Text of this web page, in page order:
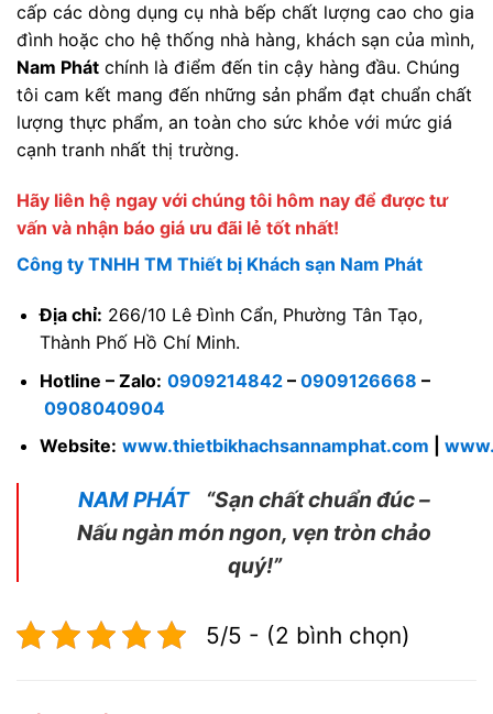
cấp các dòng dụng cụ nhà bếp chất lượng cao cho gia
đình hoặc cho hệ thống nhà hàng, khách sạn của mình,
Nam Phát chính là điểm đến tin cậy hàng đầu. Chúng
tôi cam kết mang đến những sản phẩm đạt chuẩn chất
lượng thực phẩm, an toàn cho sức khỏe với mức giá
cạnh tranh nhất thị trường.
Hãy liên hệ ngay với chúng tôi hôm nay để được tư
vấn và nhận báo giá ưu đãi lẻ tốt nhất!
Công ty TNHH TM Thiết bị Khách sạn Nam Phát
Địa chỉ: 266/10 Lê Đình Cẩn, Phường Tân Tạo,
Thành Phố Hồ Chí Minh.
Hotline – Zalo: 0909214842– 0909126668 –
0908040904
Website: www.thietbikhachsannamphat.com
NAM PHÁT
“Sạn chất chuẩn đúc –
Nấu ngàn món ngon, vẹn tròn chảo
quý!”
5/5 - (2 bình chọn)